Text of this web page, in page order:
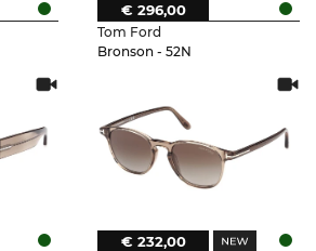
Tom Ford
Bronson - 52N
€ 296,00
€ 232,00